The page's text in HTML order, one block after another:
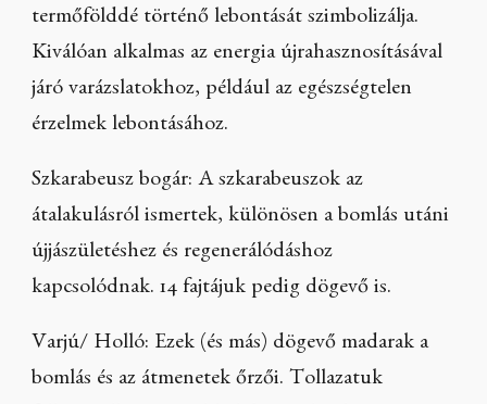
termőfölddé történő lebontását szimbolizálja.
Kiválóan alkalmas az energia újrahasznosításával
járó varázslatokhoz, például az egészségtelen
érzelmek lebontásához.
Szkarabeusz bogár: A szkarabeuszok az
átalakulásról ismertek, különösen a bomlás utáni
újjászületéshez és regenerálódáshoz
kapcsolódnak. 14 fajtájuk pedig dögevő is.
Varjú/ Holló: Ezek (és más) dögevő madarak a
bomlás és az átmenetek őrzői. Tollazatuk